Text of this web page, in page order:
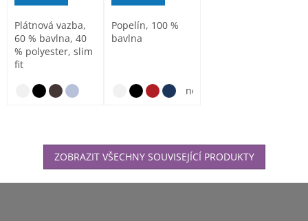
Plátnová vazba,
60 % bavlna, 40
% polyester, slim
fit
Popelín, 100 %
bavlna
nebesky modrá
ZOBRAZIT VŠECHNY SOUVISEJÍCÍ PRODUKTY
Z